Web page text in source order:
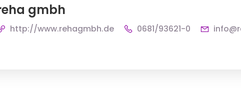
gmbh
http://www.rehagmbh.de 0681/93621-0